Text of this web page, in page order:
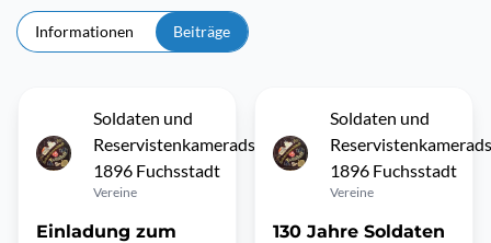
Informationen Beiträge
Soldaten und
Reservistenkameradschaft
1896 Fuchsstadt
Vereine
Einladung zum
Soldaten und
1896 Fuchsstadt
Vereine
130 Jahre Soldaten